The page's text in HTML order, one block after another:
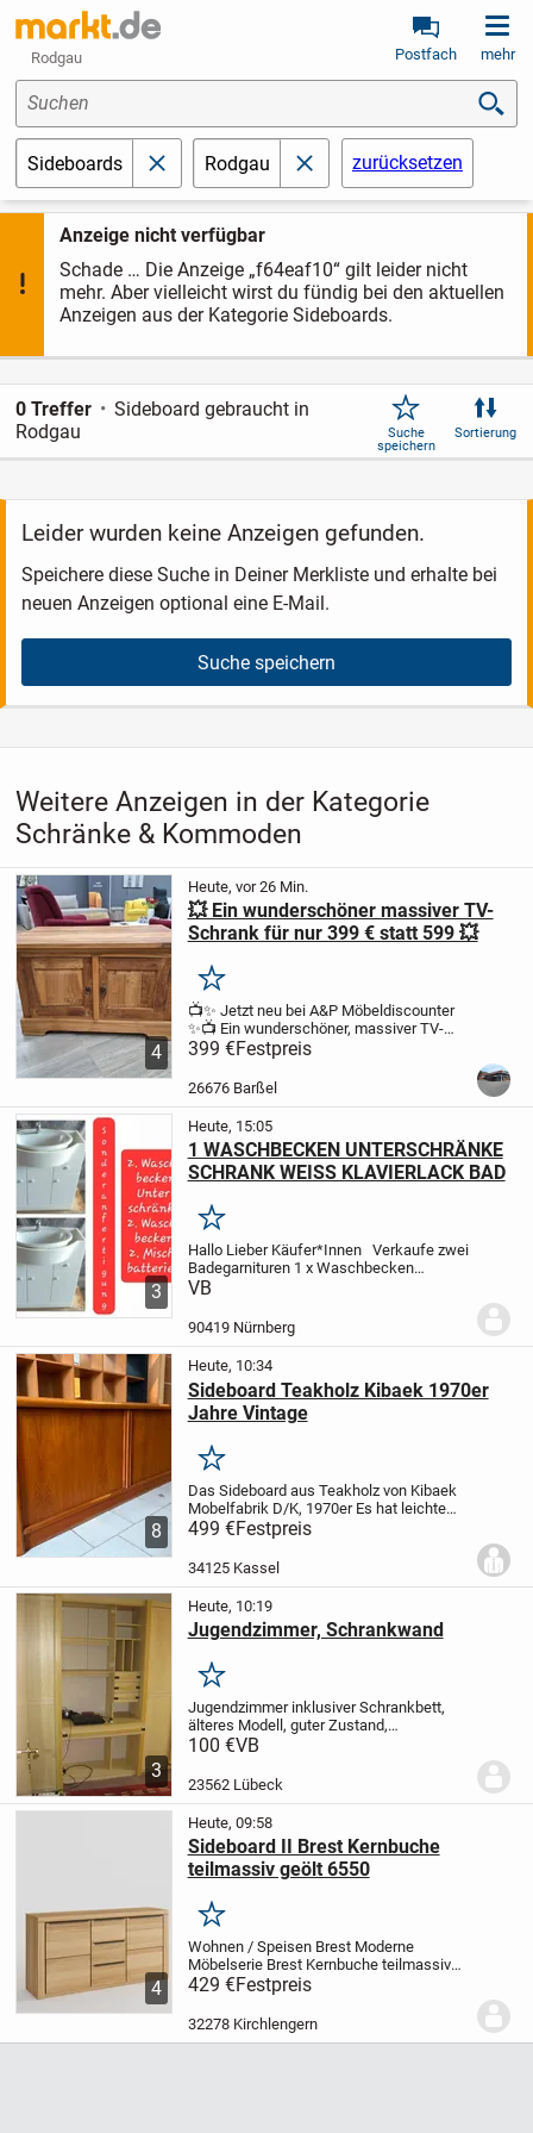
Rodgau Postfach mehr
Anzeige nicht verfügbar
Schade … Die Anzeige „f64eaf10“ gilt leider nicht
mehr. Aber vielleicht wirst du fündig bei den aktuellen
Anzeigen aus der Kategorie Sideboards.
Suchen
Sideboards schließenRodgau schließenzurücksetzen
0 Treffer
Sideboard gebraucht in
Rodgau
Suche
speichern
Sortierung
Leider wurden keine Anzeigen gefunden.
Speichere diese Suche in Deiner Merkliste und erhalte bei
neuen Anzeigen optional eine E-Mail.
Suche speichern
Weitere Anzeigen in der Kategorie
Schränke & Kommoden
4
Heute, vor 26 Min.
💥 Ein wunderschöner massiver TV-
Schrank für nur 399 € statt 599 💥
Merken
📺✨ Jetzt neu bei A&P Möbeldiscounter
✨📺 Ein wunderschöner, massiver TV-
Schrank, der durch seine stabile
Verarbeitung und sein zeitloses Design
überzeugt. Dieses Möbelstück bringt
399 €Festpreis
26676 Barßel
3
Heute, 15:05
1 WASCHBECKEN UNTERSCHRÄNKE
SCHRANK WEISS KLAVIERLACK BAD
Merken
Hallo Lieber Käufer*Innen Verkaufe zwei
Badegarnituren 1 x Waschbecken
Unterschrank
(KLAVIERLACK).
VB
90419 Nürnberg
8
Heute, 10:34
Sideboard Teakholz Kibaek 1970er
Jahre Vintage
Merken
Das Sideboard aus Teakholz von Kibaek
Mobelfabrik D/K, 1970erEs hat leichte
altersbedingte Gebrauchspuren, welche
kaum auffallen.
48cmHöhe: 74cm
um...
499 €Festpreis
34125 Kassel
3
Heute, 10:19
Jugendzimmer, Schrankwand
Merken
Jugendzimmer inklusiver Schrankbett,
älteres Modell, guter Zustand,
Gebrauchsspuren;
100 €VB
23562 Lübeck
4
Heute, 09:58
Sideboard II Brest Kernbuche
teilmassiv geölt 6550
Merken
Wohnen / Speisen BrestModerne
Möbelserie Brest Kernbuche teilmassiv
geölt mit schwarzen Metallgriffen. Die
Fronten sind Kernbuche massiv geölt mit
durchgehenden Lamellen. Der Korpus und
429 €Festpreis
32278 Kirchlengern